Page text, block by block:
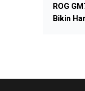
ROG
Bikin